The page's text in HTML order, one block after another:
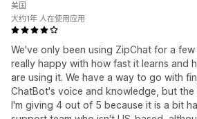
We've only been using ZipChat for a
really happy with how fast it learns and
are using it. We have a way to go with
ChatBot's voice and knowledge, but the
I'm giving 4 out of 5 because it is a bit
美国
大约1年 人在使用应用